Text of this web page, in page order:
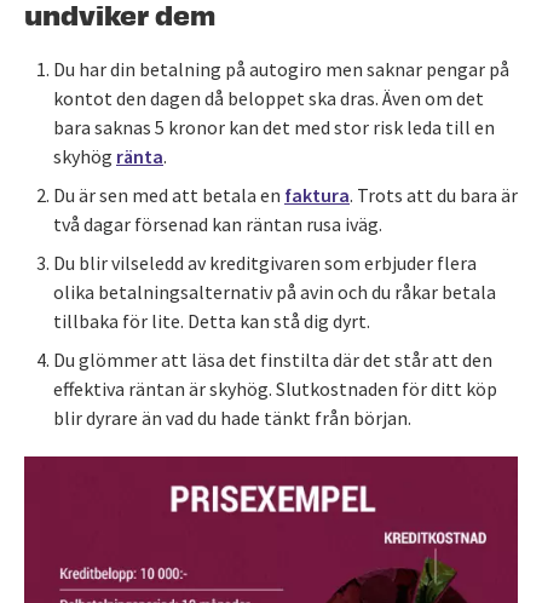
undviker dem
Du har din betalning på autogiro men saknar pengar på
kontot den dagen då beloppet ska dras. Även om det
bara saknas 5 kronor kan det med stor risk leda till en
skyhög ränta.
Du är sen med att betala en faktura. Trots att du bara är
två dagar försenad kan räntan rusa iväg.
Du blir vilseledd av kreditgivaren som erbjuder flera
olika betalningsalternativ på avin och du råkar betala
tillbaka för lite. Detta kan stå dig dyrt.
Du glömmer att läsa det finstilta där det står att den
effektiva räntan är skyhög. Slutkostnaden för ditt köp
blir dyrare än vad du hade tänkt från början.